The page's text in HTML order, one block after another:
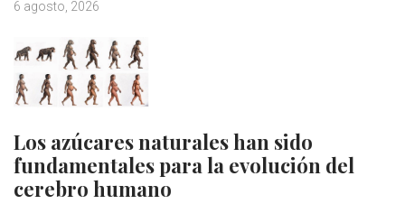
6 agosto, 2026
Los azúcares naturales han sido
fundamentales para la evolución del
cerebro humano